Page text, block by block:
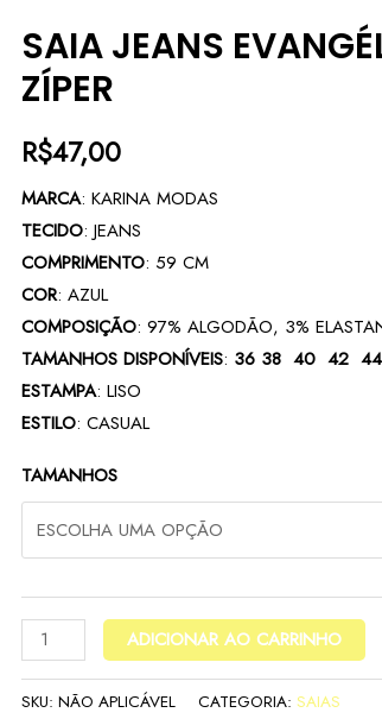
SAIA JEANS
ZÍPER
R$47,00
MARCA: KARINA MODAS
TECIDO: JEANS
COMPRIMENTO: 59 CM
COR: AZUL
COMPOSIÇÃO: 97% ALGODÃO, 3%
TAMANHOS DISPONÍVEIS: 36 38 40 42
ESTAMPA: LISO
ESTILO: CASUAL
TAMANHOS
ADICIONAR AO CARRINHO
SKU: NÃO APLICÁVEL CATEGORIA: SAIAS